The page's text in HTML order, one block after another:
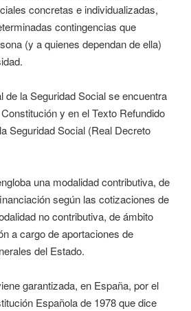
concretas e individualizadas,
contingencias que
(y a quienes dependan de ella)
de la Seguridad Social se encuentra
y en el Texto Refundido
Seguridad Social (Real Decreto
una modalidad contributiva, de
según las cotizaciones de
no contributiva, de ámbito
a cargo de aportaciones de
del Estado.
garantizada, en España, por el
Española de 1978 que dice